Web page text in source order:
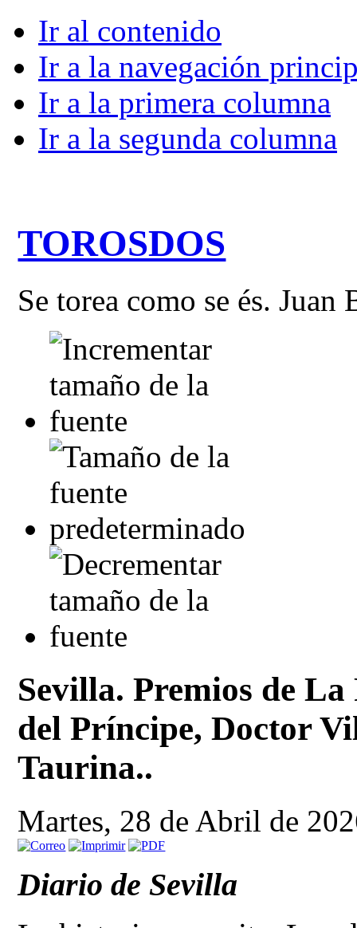
Ir al contenido
Ir a la navegación
Ir a la primera columna
Ir a la segunda columna
TOROSDOS
Se torea como se és. Juan
Sevilla. Premios de
del Príncipe, Doctor
Taurina..
Martes, 28 de Abril de
Diario de Sevilla